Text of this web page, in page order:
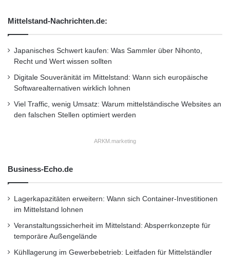
Behörden zur Spambekämpfung (EU Contact
einschliessen, werden sich auf Themen wie
mobile Sicherheit und deren Durchsetzung,
Sektors, Aktualisierungen zum EU-
Umstellung auf IPv6 und schnelle Entfernung
von Domains konzentrieren.
Michael O’Reirdan, Vorsitzender der MAAWG,
erklärte: “Durch die Vielfältigkeit des
Expertenwissens der teilnehmenden
Mittelstand-Nachrichten.de:
Japanisches Schwert kaufen: Was Sammler über Nihonto,
Recht und Wert wissen sollten
Digitale Souveränität im Mittelstand: Wann sich europäische
Softwarealternativen wirklich lohnen
Viel Traffic, wenig Umsatz: Warum mittelständische Websites an
den falschen Stellen optimiert werden
ARKM.marketing
Business-Echo.de
Lagerkapazitäten erweitern: Wann sich Container-Investitionen
im Mittelstand lohnen
Veranstaltungssicherheit im Mittelstand: Absperrkonzepte für
temporäre Außengelände
Kühllagerung im Gewerbebetrieb: Leitfaden für Mittelständler